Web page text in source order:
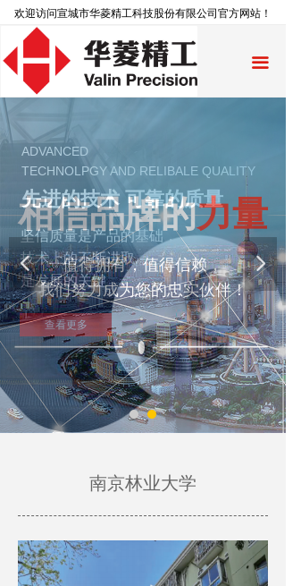
先进的技术 可靠的质量
坚信质量是产品的基础，
技术上的不断进取
是发展的关键
查看更多
ADVANCED
TECHNOLPGY AND RELIBALE QUALITY
相信品牌的力量
值得拥有，值得信赖，
我们努力成为您的忠实伙伴！
WE ARE WORTHY OF OWNING AND
TRUSTING. WE STRIVE TO BE YOUR
넳 넲
끀
欢迎访问宣城市华菱精工科技股份有限公司官方网站！
南京林业大学